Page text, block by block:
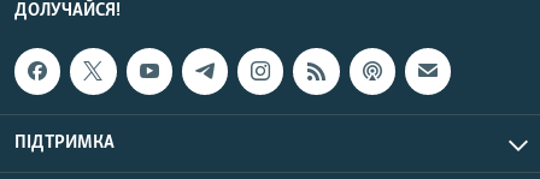
ДОЛУЧАЙСЯ!
ПІДТРИМКА